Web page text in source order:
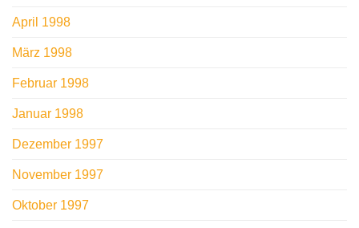
April 1998
März 1998
Februar 1998
Januar 1998
Dezember 1997
November 1997
Oktober 1997